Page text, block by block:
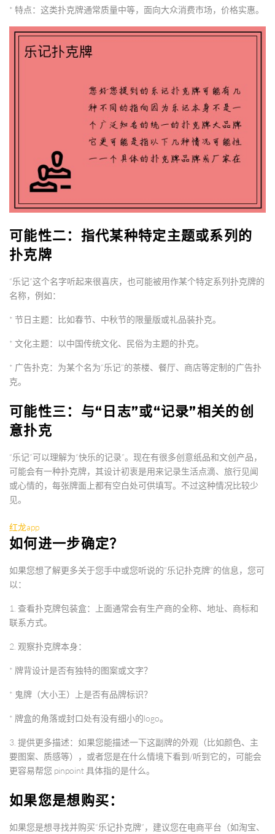
* 特点：这类扑克牌通常质量中等，面向大众消费市场，价格实惠。
可能性二：指代某种特定主题或系列的
扑克牌
“乐记”这个名字听起来很喜庆，也可能被用作某个特定系列扑克牌的
名称，例如：
* 节日主题：比如春节、中秋节的限量版或礼品装扑克。
* 文化主题：以中国传统文化、民俗为主题的扑克。
* 广告扑克：为某个名为“乐记”的茶楼、餐厅、商店等定制的广告扑
克。
可能性三：与“日志”或“记录”相关的创
意扑克
“乐记”可以理解为“快乐的记录”。现在有很多创意纸品和文创产品，
可能会有一种扑克牌，其设计初衷是用来记录生活点滴、旅行见闻
或心情的，每张牌面上都有空白处可供填写。不过这种情况比较少
见。
红龙app
如何进一步确定？
如果您想了解更多关于您手中或您听说的“乐记扑克牌”的信息，您可
以：
1. 查看扑克牌包装盒：上面通常会有生产商的全称、地址、商标和
联系方式。
2. 观察扑克牌本身：
* 牌背设计是否有独特的图案或文字？
* 鬼牌（大小王）上是否有品牌标识？
* 牌盒的角落或封口处有没有细小的logo。
3. 提供更多描述：如果您能描述一下这副牌的外观（比如颜色、主
要图案、质感等），或者您是在什么情境下看到/听到它的，可能会
更容易帮您 pinpoint 具体指的是什么。
如果您是想购买：
如果您是想寻找并购买“乐记扑克牌”，建议您在电商平台（如淘宝、